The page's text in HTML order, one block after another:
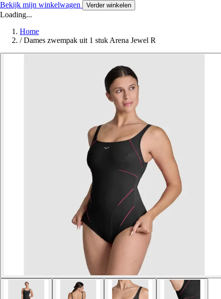
Bekijk mijn winkelwagen Verder winkelen
Loading...
Home
/ Dames zwempak uit 1 stuk Arena Jewel R